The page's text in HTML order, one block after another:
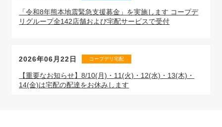
「令和8年熊本地震緊急支援募金」を実施します コープデ
リグループ全142店舗および宅配サービスで受付
2026年06月22日 コープデリ宅配
【重要なお知らせ】8/10(月)・11(火)・12(水)・13(木)・
14(金)は宅配の配達をお休みします